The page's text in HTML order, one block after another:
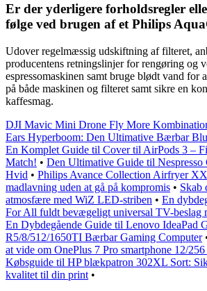
Er der yderligere forholdsregler
følge ved brugen af et Philips
Udover regelmæssig udskiftning af filteret,
producentens retningslinjer for rengøring og
espressomaskinen samt bruge blødt vand for
på både maskinen og filteret samt sikre en
kaffesmag.
DJI Mavic Mini Drone Fly More
Ears Hyperboom: Den Ultimative Bærbar
En Komplet Guide til Cover til AirPods 3 –
Match! • Den Ultimative Guide til Nespresso
Hvid • Philips Avance Collection Airfryer
madlavning uden at gå på kompromis • Skab
atmosfære med WiZ LED-striben • En
For All fuldt bevægeligt universal TV-beslag
En Dybdegående Guide til Lenovo IdeaPad
R5/8/512/1650TI Bærbar Gaming Computer
at vide om OnePlus 7 Pro smartphone 12/
Købsguide til HP blækpatron 302XL Sort:
kvalitet til din print •